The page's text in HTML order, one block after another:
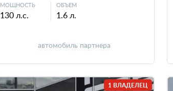
МОЩНОСТЬ
130 л.с.
ОБЪЕМ
1.6 л.
автомобиль партнера
1 ВЛАДЕЛЕЦ